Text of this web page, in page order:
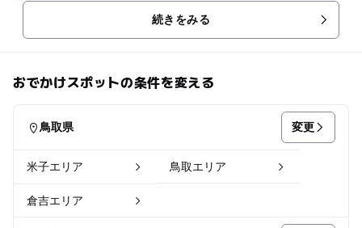
続きをみる
おでかけスポットの条件を変える
鳥取県 変更
米子エリア 鳥取エリア
倉吉エリア